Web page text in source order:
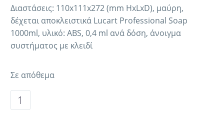
Διαστάσεις: 110x111x272 (mm HxLxD), μαύρη,
δέχεται αποκλειστικά Lucart Professional Soap
1000ml, υλικό: ABS, 0,4 ml ανά δόση, άνοιγμα
συστήματος με κλειδί
Σε απόθεμα